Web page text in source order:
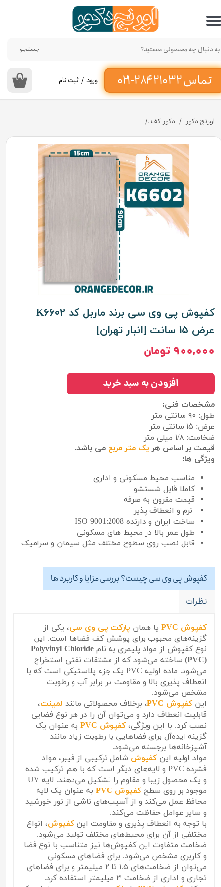
تماس ۳۲ ۲۱۰ ۲۸۴-۰۲۱‌
جستجو
۰ ورود / ثبت نام
حساب کاربری من
تغییر گذر واژه
سفارشات
خروج از حساب کاربری
اورنج دکور دکور کف
کفپوش پی وی سی برند ماربل کد K۶۶۰۲
عرض ۱۵ سانت [انبار تهران]
۹۰۰,۰۰۰ تومان
مشخصات فنی:
طول: ۹۰ سانتی متر
عرض: ۱۵ سانتی متر
ضخامت: ۱/۸ میلی متر
قیمت بر اساس هر یک متر مربع می باشد.
ویژگی ها:
مناسب محیط مسکونی و اداری
کاملا قابل شستشو
قیمت مقرون به صرفه
نرم و انعطاف پذیر
ساخت ایران و دارنده ISO 9001:2008
طول عمر بالا در محیط های مسکونی
قابل نصب روی سطوح مختلف مثل سیمان و سرامیک
افزودن به سبد خرید
کفپوش پی وی سی چیست؟ بررسی مزایا و کاربرد ها
نظرات
کفپوش PVC یا همان پارکت پی وی سی، یکی از
گزینه‌های محبوب برای پوشش کف فضاها است. این
نوع کفپوش از مواد پلیمری به نام Polyvinyl Chloride
(PVC) ساخته می‌شود که از مشتقات نفتی استخراج
می‌شود. ماده اولیه PVC یک جزء پلاستیکی است که با
انعطاف پذیری بالا و مقاومت در برابر آب و رطوبت
مشخص می‌شود.
این کفپوش PVC ، برخلاف محصولاتی مانند لمینت،
قابلیت انعطاف دارد و می‌توان آن را در هر نوع فضایی
نصب کرد. با این ویژگی، کفپوش PVC
به عنوان یک
گزینه ایده‌آل برای فضاهایی با رطوبت زیاد مانند
آشپزخانه‌ها برجسته می‌شود.
مواد اولیه این کفپوش شامل ترکیبی از فیبر، مواد
فشرده PVC و لایه‌های دیگر است که با هم ترکیب شده
و یک محصول زیبا و مقاوم را تشکیل می‌دهند. لایه UV
موجود بر روی سطح کفپوش PVC
به عنوان یک لایه
محافظ عمل می‌کند و از آسیب‌های ناشی از نور خورشید
و سایر عوامل حفاظت می‌کند.
با توجه به انعطاف پذیری و مقاومت این کفپوش، انواع
مختلفی از آن برای محیط‌های مختلف تولید می‌شود.
ضخامت متفاوت این کفپوش‌ها نیز متناسب با نوع فضا
و کاربری مشخص می‌شود. برای فضاهای مسکونی
می‌توان از ضخامت‌های ۱.۵ تا ۲ میلیمتر و برای فضاهای
تجاری و اداری از ضخامت ۳ میلیمتر استفاده کرد.